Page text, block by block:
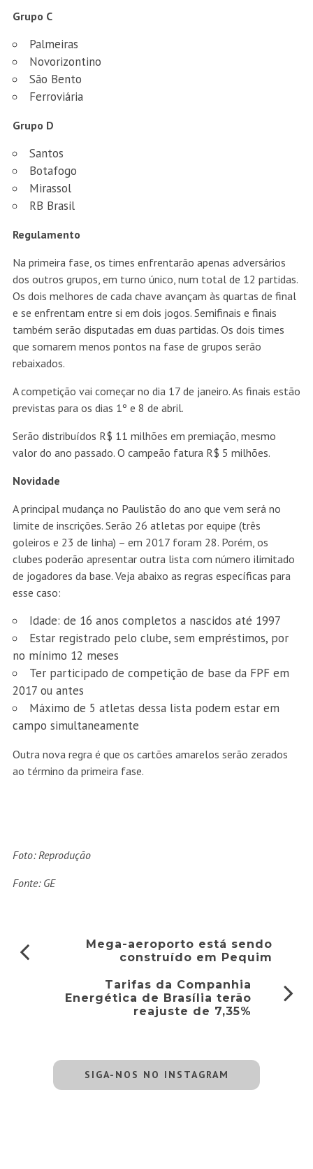
Grupo C
Palmeiras
Novorizontino
São Bento
Ferroviária
Grupo D
Santos
Botafogo
Mirassol
RB Brasil
Regulamento
Na primeira fase, os times enfrentarão apenas adversários
dos outros grupos, em turno único, num total de 12 partidas.
Os dois melhores de cada chave avançam às quartas de final
e se enfrentam entre si em dois jogos. Semifinais e finais
também serão disputadas em duas partidas. Os dois times
que somarem menos pontos na fase de grupos serão
rebaixados.
A competição vai começar no dia 17 de janeiro. As finais estão
previstas para os dias 1º e 8 de abril.
Serão distribuídos R$ 11 milhões em premiação, mesmo
valor do ano passado. O campeão fatura R$ 5 milhões.
Novidade
A principal mudança no Paulistão do ano que vem será no
limite de inscrições. Serão 26 atletas por equipe (três
goleiros e 23 de linha) – em 2017 foram 28. Porém, os
clubes poderão apresentar outra lista com número ilimitado
de jogadores da base. Veja abaixo as regras específicas para
esse caso:
Idade: de 16 anos completos a nascidos até 1997
Estar registrado pelo clube, sem empréstimos, por
no mínimo 12 meses
Ter participado de competição de base da FPF em
2017 ou antes
Máximo de 5 atletas dessa lista podem estar em
campo simultaneamente
Outra nova regra é que os cartões amarelos serão zerados
ao término da primeira fase.
Foto: Reprodução
Fonte: GE
Mega-aeroporto está sendo
construído em Pequim
Tarifas da Companhia
Energética de Brasília terão
reajuste de 7,35%
SIGA-NOS NO INSTAGRAM